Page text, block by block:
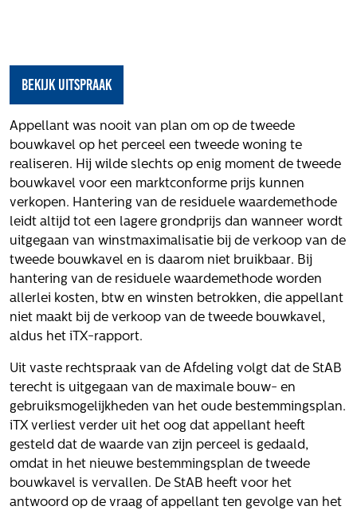
Het verhaal van Gloudemans
Onze mensen
Werken bij Gloudemans
Actueel
Nieuws
Blogs
Uitspraken
Werken bij
Vacatures
Contact
Klachten
Privacyverklaring
Proclaimer
Volg ons
bekijk uitspraak
Appellant was nooit van plan om op de tweede
bouwkavel op het perceel een tweede woning te
realiseren. Hij wilde slechts op enig moment de tweede
bouwkavel voor een marktconforme prijs kunnen
verkopen. Hantering van de residuele waardemethode
leidt altijd tot een lagere grondprijs dan wanneer wordt
uitgegaan van winstmaximalisatie bij de verkoop van de
tweede bouwkavel en is daarom niet bruikbaar. Bij
hantering van de residuele waardemethode worden
allerlei kosten, btw en winsten betrokken, die appellant
niet maakt bij de verkoop van de tweede bouwkavel,
aldus het iTX-rapport.
Uit vaste rechtspraak van de Afdeling volgt dat de StAB
terecht is uitgegaan van de maximale bouw- en
gebruiksmogelijkheden van het oude bestemmingsplan.
iTX verliest verder uit het oog dat appellant heeft
gesteld dat de waarde van zijn perceel is gedaald,
omdat in het nieuwe bestemmingsplan de tweede
bouwkavel is vervallen. De StAB heeft voor het
antwoord op de vraag of appellant ten gevolge van het